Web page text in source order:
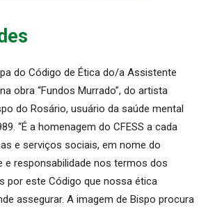
do Código de Ética do/a Assistente
obra “Fundos Murrado”, do artista
do Rosário, usuário da saúde mental
“É a homenagem do CFESS a cada
e serviços sociais, em nome do
e responsabilidade nos termos dos
por este Código que nossa ética
assegurar. A imagem de Bispo procura